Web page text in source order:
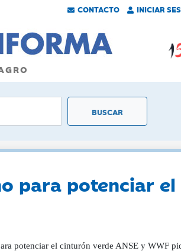
CONTACTO INICIAR
para potenciar el
potenciar el cinturón verde ANSE y WWF